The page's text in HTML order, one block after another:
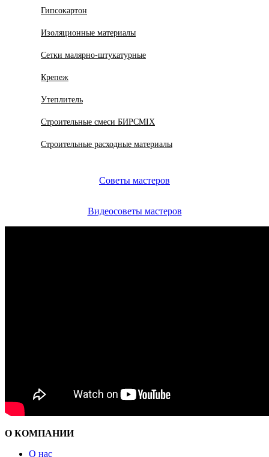
Гипсокартон
Изоляционные материалы
Сетки малярно-штукатурные
Крепеж
Утеплитель
Строительные смеси БИРСMIX
Строительные расходные материалы
Советы мастеров
Видеосоветы мастеров
О КОМПАНИИ
О нас